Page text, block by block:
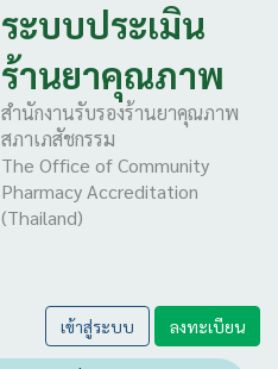
ระบบประเมิน
ร้านยาคุณภาพ
สำนักงานรับรองร้านยาคุณภาพ
สภาเภสัชกรรม
The Office of Community
Pharmacy Accreditation
(Thailand)
เข้าสู่ระบบ ลงทะเบียน